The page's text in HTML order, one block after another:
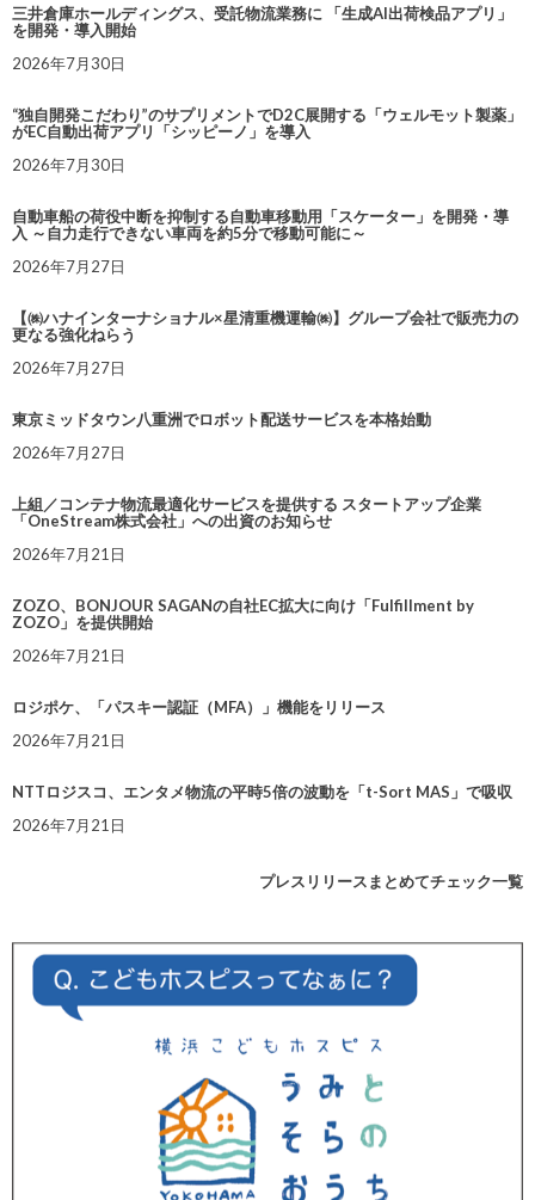
三井倉庫ホールディングス、受託物流業務に 「生成AI出荷検品アプリ」
を開発・導入開始
2026年7月30日
“独自開発こだわり”のサプリメントでD2C展開する「ウェルモット製薬」
がEC自動出荷アプリ「シッピーノ」を導入
2026年7月30日
自動車船の荷役中断を抑制する自動車移動用「スケーター」を開発・導
入 ～自力走行できない車両を約5分で移動可能に～
2026年7月27日
【㈱ハナインターナショナル×星清重機運輸㈱】グループ会社で販売力の
更なる強化ねらう
2026年7月27日
東京ミッドタウン八重洲でロボット配送サービスを本格始動
2026年7月27日
上組／コンテナ物流最適化サービスを提供する スタートアップ企業
「OneStream株式会社」への出資のお知らせ
2026年7月21日
ZOZO、BONJOUR SAGANの自社EC拡大に向け「Fulfillment by
ZOZO」を提供開始
2026年7月21日
ロジポケ、「パスキー認証（MFA）」機能をリリース
2026年7月21日
NTTロジスコ、エンタメ物流の平時5倍の波動を「t-Sort MAS」で吸収
2026年7月21日
プレスリリースまとめてチェック一覧